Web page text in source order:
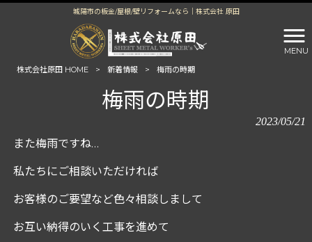
城陽市の板金/屋根/壁リフォームなら｜株式会社 原田
MENU
株式会社原田 HOME
> 新着情報 > 梅雨の時期
梅雨の時期
2023/05/21
また梅雨ですね…
私たちにご相談いただければ
お客様のご要望など色々相談しまして
お互い納得のいく工事を進めて